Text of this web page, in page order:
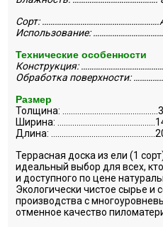
Сорт:
Использование:
Технические особенности
Конструкция:
Обработка поверхности:
Размер
Толщина:
Ширина:
Длина:
Террасная доска из ели (1
идеальный выбор для всех,
и доступного по цене
Экологически чистое сырье и
производства с
отменное качество